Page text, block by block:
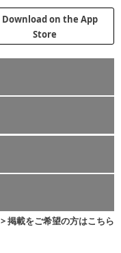
> 掲載をご希望の方はこちら